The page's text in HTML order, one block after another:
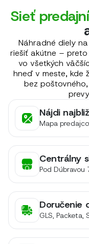
Sieť predajní
Náhradné diely
riešiť akútne – preto
vo všetkých
hneď v meste, kde
bez
Nájdi
Mapa
Centrálny
Pod
Doručenie
GLS, Packeta,